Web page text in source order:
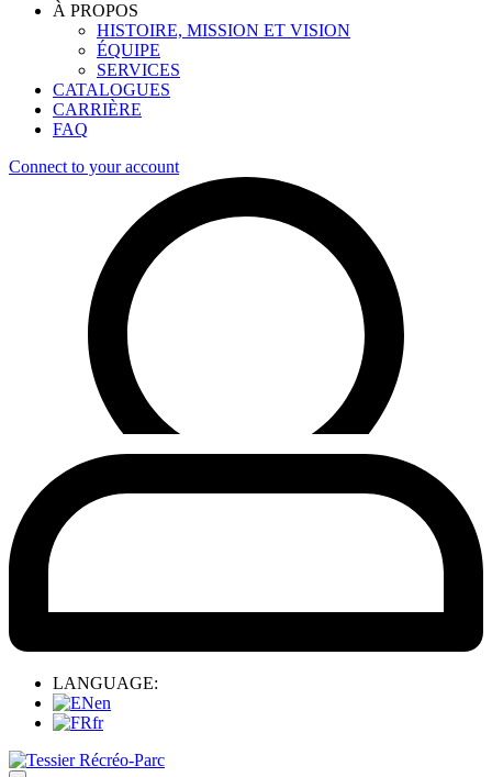
À PROPOS
HISTOIRE, MISSION ET VISION
ÉQUIPE
SERVICES
CATALOGUES
CARRIÈRE
FAQ
Connect to your account
LANGUAGE:
en
fr